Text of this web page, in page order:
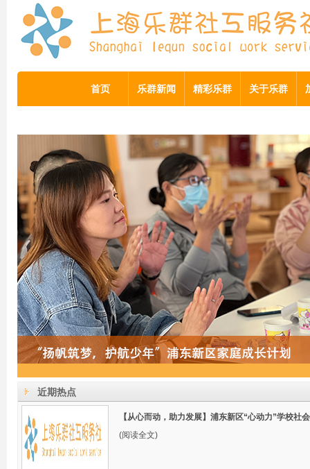
首页 乐群新闻 精彩乐群 关于乐群
近期热点
【从心而动，助力发展】浦东新区“心动力”学校社
(阅读全文)